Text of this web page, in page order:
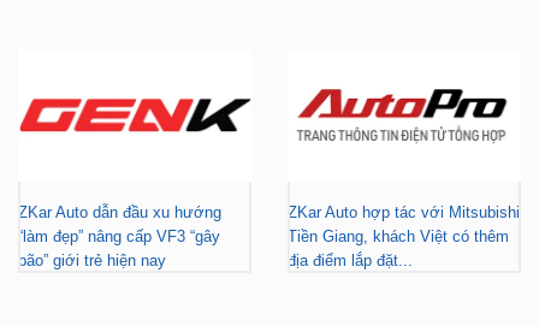
ZKar Auto hợp tác với Mitsubishi